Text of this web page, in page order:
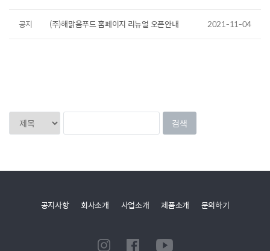
공지 (주)해맑음푸드 홈페이지 리뉴얼 오픈안내 2021-11-04
공지사항 회사소개 사업소개 제품소개 문의하기